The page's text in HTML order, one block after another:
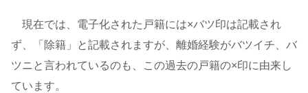
現在では、電子化された戸籍には×バツ印は記載され
ず、「除籍」と記載されますが、離婚経験がバツイチ、バ
ツニと言われているのも、この過去の戸籍の×印に由来し
ています。